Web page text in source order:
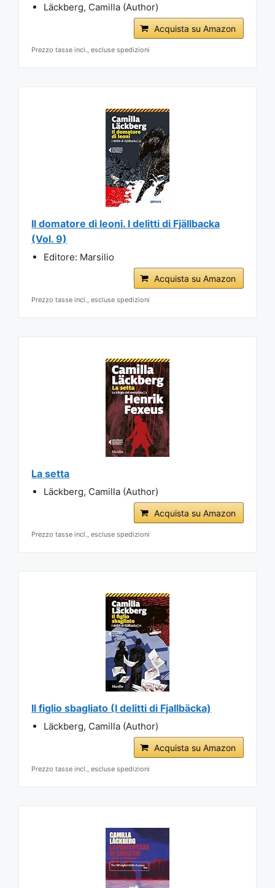
Läckberg, Camilla (Author)
Acquista su Amazon
Prezzo tasse incl., escluse spedizioni
Il domatore di leoni. I delitti di Fjällbacka
(Vol. 9)
Editore: Marsilio
Acquista su Amazon
Prezzo tasse incl., escluse spedizioni
La setta
Läckberg, Camilla (Author)
Acquista su Amazon
Prezzo tasse incl., escluse spedizioni
Il figlio sbagliato (I delitti di Fjallbäcka)
Läckberg, Camilla (Author)
Acquista su Amazon
Prezzo tasse incl., escluse spedizioni